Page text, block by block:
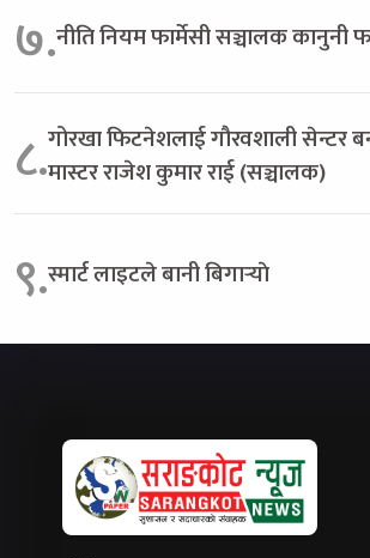
७.नीति नियम फार्मेसी सञ्चालक कानुनी
८.गोरखा फिटनेशलाई गौरवशाली सेन्टर
मास्टर राजेश कुमार राई (सञ्चालक)
९.स्मार्ट लाइटले बानी बिगार्‍याे